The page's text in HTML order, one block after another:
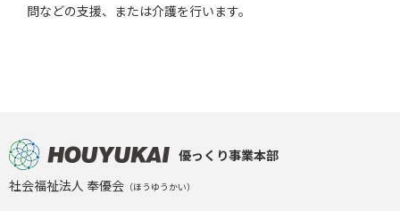
問などの支援、または介護を行います。
優っくり事業本部
社会福祉法人 奉優会 （ほうゆうかい）